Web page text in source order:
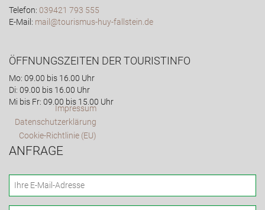
Telefon: 039421 793 555
E-Mail: mail@tourismus-huy-fallstein.de
ÖFFNUNGSZEITEN DER TOURISTINFO
Mo: 09.00 bis 16.00 Uhr
Di: 09.00 bis 16.00 Uhr
Mi bis Fr: 09.00 bis 15.00 Uhr
Impressum
Datenschutzerklärung
Cookie-Richtlinie (EU)
ANFRAGE